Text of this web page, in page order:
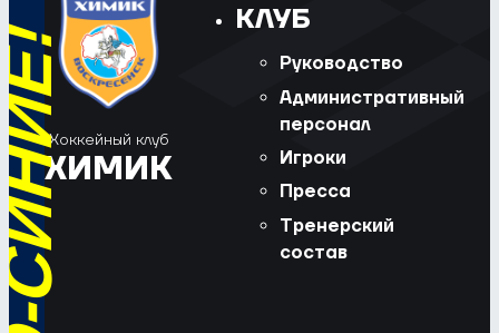
Хоккейный клуб
ХИМИК
КЛУБ
Руководство
Административный
персонал
Игроки
Пресса
Тренерский
состав